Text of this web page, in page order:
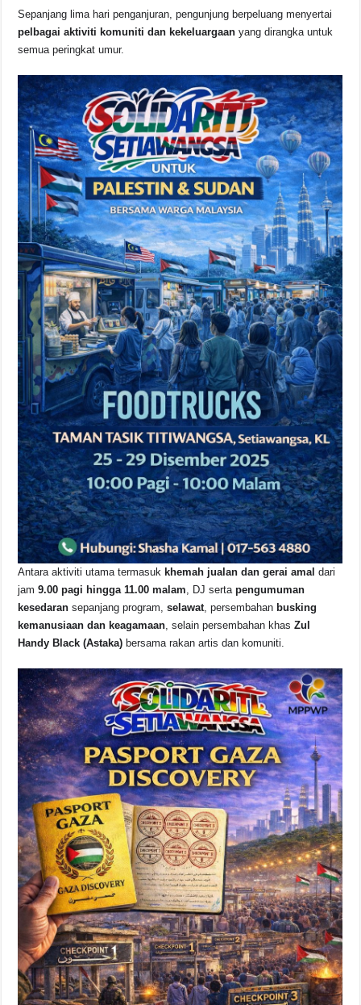
Sepanjang lima hari penganjuran, pengunjung berpeluang menyertai
pelbagai aktiviti komuniti dan kekeluargaan yang dirangka untuk
semua peringkat umur.
Antara aktiviti utama termasuk khemah jualan dan gerai amal dari
jam9.00 pagi hingga 11.00 malam, DJ sertapengumuman
kesedaran sepanjang program,selawat, persembahan busking
kemanusiaan dan keagamaan, selain persembahan khasZul
Handy Black (Astaka) bersama rakan artis dan komuniti.